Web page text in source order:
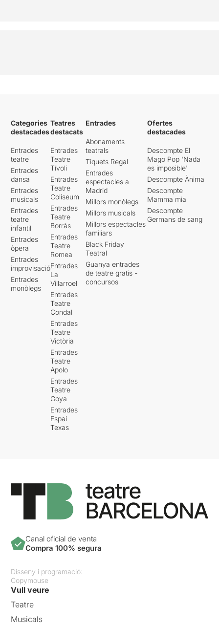
Categories
destacades
Entrades
teatre
Entrades
dansa
Entrades
musicals
Entrades
teatre
infantil
Entrades
òpera
Entrades
improvisació
Entrades
monòlegs
Teatres
destacats
Entrades
Teatre
Tívoli
Entrades
Teatre
Coliseum
Entrades
Teatre
Borràs
Entrades
Teatre
Romea
Entrades
La
Villarroel
Entrades
Teatre
Condal
Entrades
Teatre
Victòria
Entrades
Teatre
Apolo
Entrades
Teatre
Goya
Entrades
Espai
Texas
Entrades
Abonaments
teatrals
Tiquets Regal
Entrades
espectacles a
Madrid
Millors monòlegs
Millors musicals
Millors espectacles
familiars
Black Friday
Teatral
Guanya entrades
de teatre gratis -
concursos
Ofertes
destacades
Descompte El
Mago Pop 'Nada
es imposible'
Descompte Ànima
Descompte
Mamma mia
Descompte
Germans de sang
Canal oficial de venta
Compra 100% segura
Disseny i programació:
Copymouse
Vull veure
Teatre
Musicals